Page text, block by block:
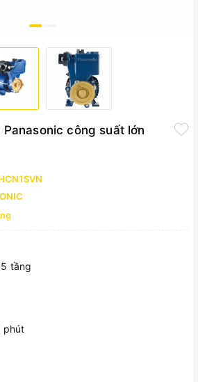
công suất lớn
tầng
phút